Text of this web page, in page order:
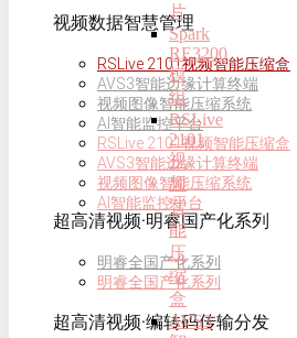
视频数据智慧管理
RSLive 2101视频智能压缩盒
AVS3智能边缘计算终端
视频图像智能压缩系统
AI智能监控平台
RSLive 2101视频智能压缩盒
AVS3智能边缘计算终端
视频图像智能压缩系统
AI智能监控平台
超高清视频·明睿国产化系列
明睿全国产化系列
明睿全国产化系列
超高清视频·编转码传输分发
片
Spark
RE3200
模
组
RSLive
2101
视
频
智
能
压
缩
盒
AVS3